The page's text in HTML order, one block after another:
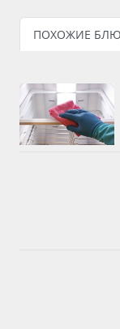
ПОХОЖИЕ